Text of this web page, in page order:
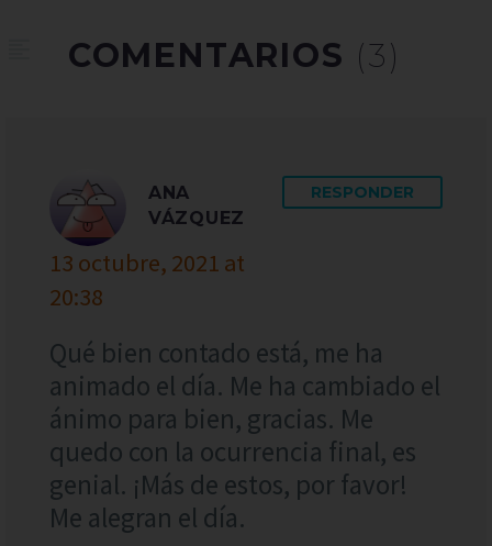
COMENTARIOS (3)
ANA
VÁZQUEZ
13 octubre, 2021 at
20:38
RESPONDER
Qué bien contado está, me ha
animado el día. Me ha cambiado el
ánimo para bien, gracias. Me
quedo con la ocurrencia final, es
genial. ¡Más de estos, por favor!
Me alegran el día.